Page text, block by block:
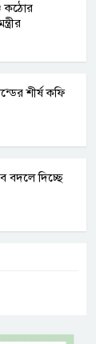
কঠোর
শীর্ষ কফি
বদলে দিচ্ছে